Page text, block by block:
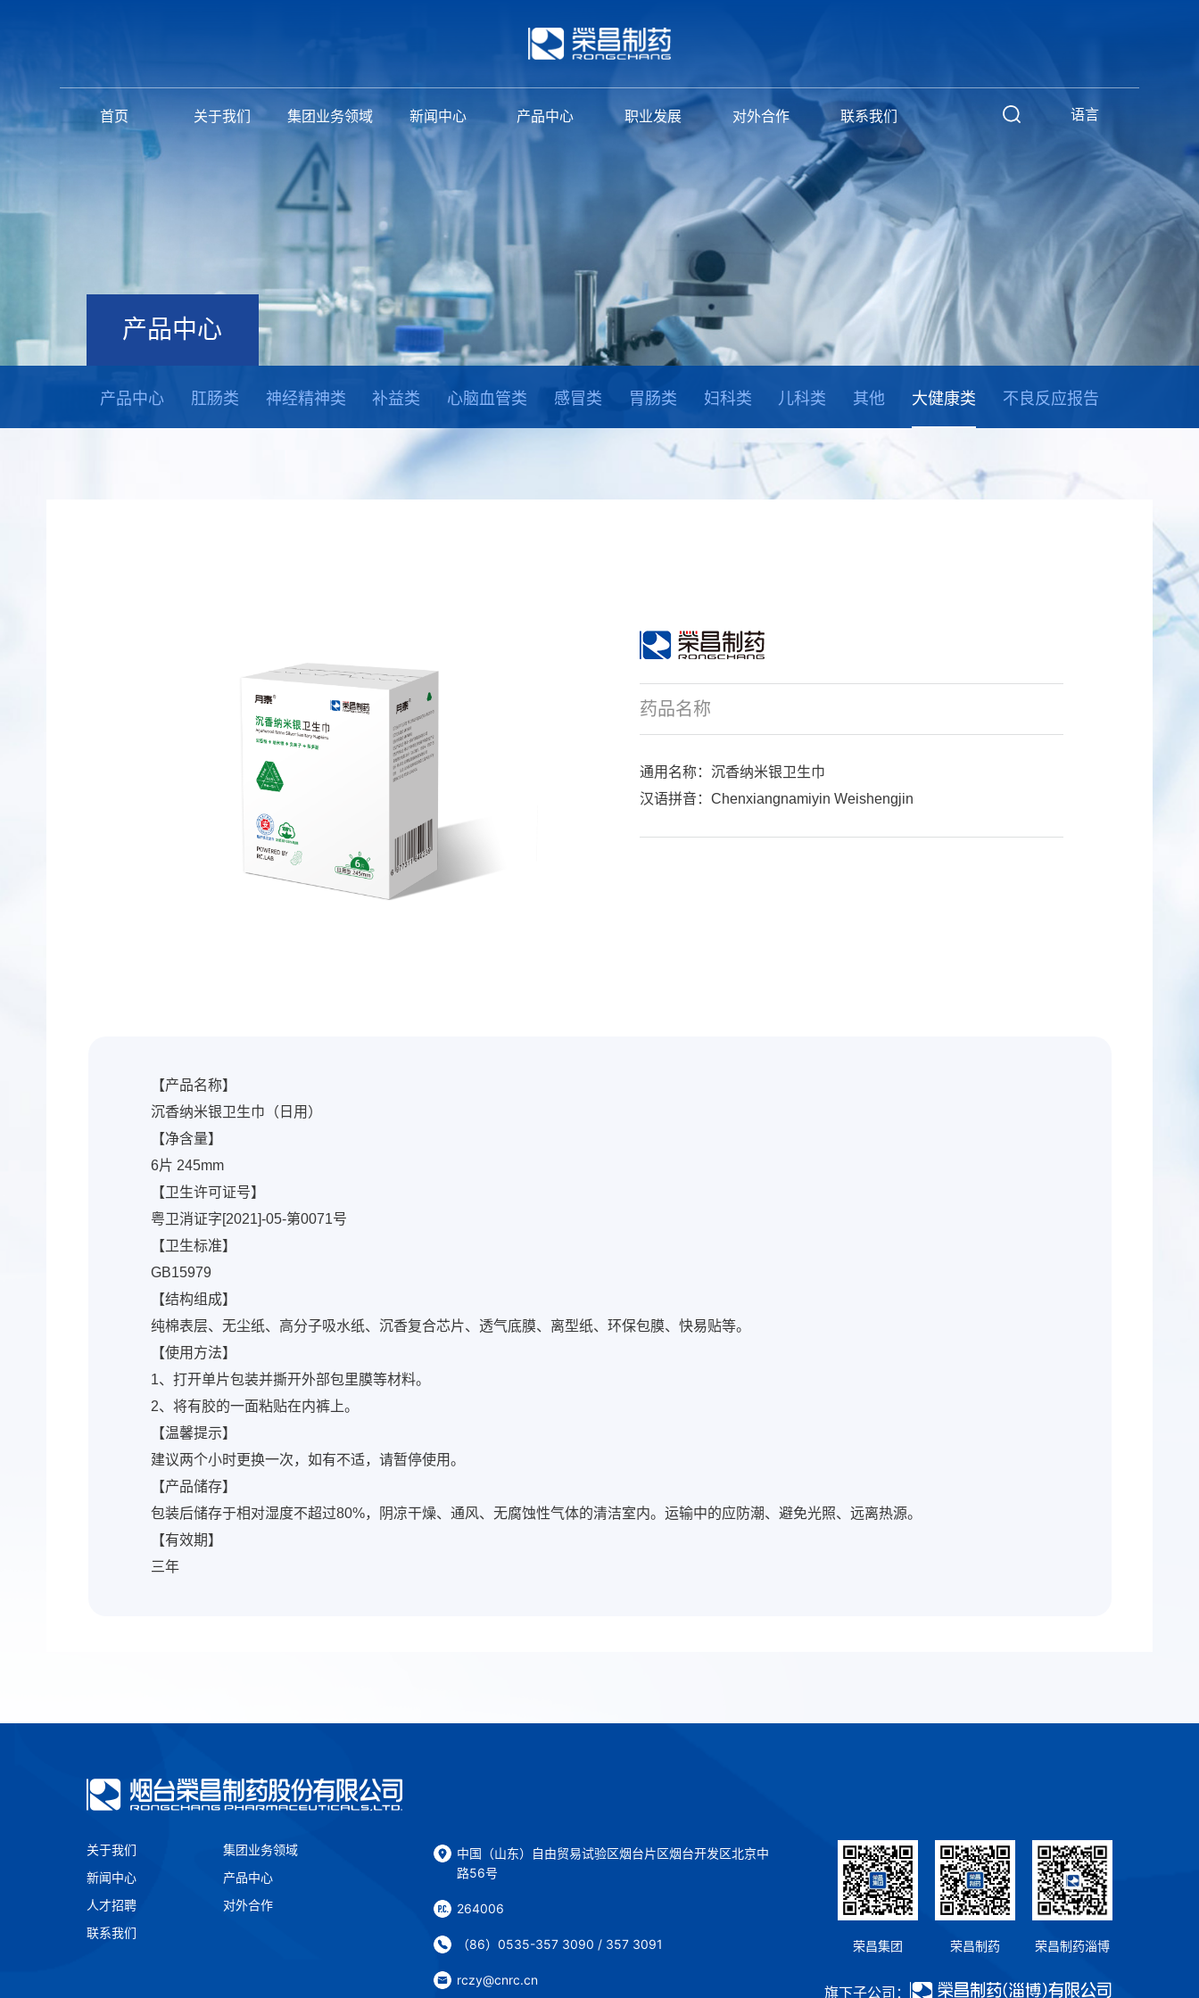
首页 关于我们 集团业务领域 新闻中心 产品中心 职业发展 对外合作 联系我们 语言
产品中心
产品中心 肛肠类 神经精神类 补益类 心脑血管类 感冒类 胃肠类 妇科类 儿科类 其他 大健康类 不良反应报告
药品名称
通用名称：沉香纳米银卫生巾
汉语拼音：Chenxiangnamiyin Weishengjin
【产品名称】
沉香纳米银卫生巾（日用）
【净含量】
6片 245mm
【卫生许可证号】
粤卫消证字[2021]-05-第0071号
【卫生标准】
GB15979
【结构组成】
纯棉表层、无尘纸、高分子吸水纸、沉香复合芯片、透气底膜、离型纸、环保包膜、快易贴等。
【使用方法】
1、打开单片包装并撕开外部包里膜等材料。
2、将有胶的一面粘贴在内裤上。
【温馨提示】
建议两个小时更换一次，如有不适，请暂停使用。
【产品储存】
包装后储存于相对湿度不超过80%，阴凉干燥、通风、无腐蚀性气体的清洁室内。运输中的应防潮、避免光照、远离热源。
【有效期】
三年
关于我们
集团业务领域
新闻中心
产品中心
人才招聘
对外合作
联系我们
中国（山东）自由贸易试验区烟台片区烟台开发区北京中
路56号
264006
（86）0535-357 3090 / 357 3091
rczy@cnrc.cn
荣昌集团 荣昌制药 荣昌制药淄博
旗下子公司：